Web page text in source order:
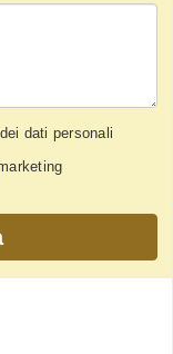
dati personali